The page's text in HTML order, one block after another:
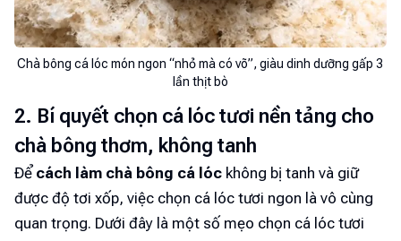
Chà bông cá lóc món ngon “nhỏ mà có võ”, giàu dinh dưỡng gấp 3
lần thịt bò
2. Bí quyết chọn cá lóc tươi nền tảng cho
chà bông thơm, không tanh
Để cách làm chà bông cá lóc không bị tanh và giữ
được độ tơi xốp, việc chọn cá lóc tươi ngon là vô cùng
quan trọng. Dưới đây là một số mẹo chọn cá lóc tươi